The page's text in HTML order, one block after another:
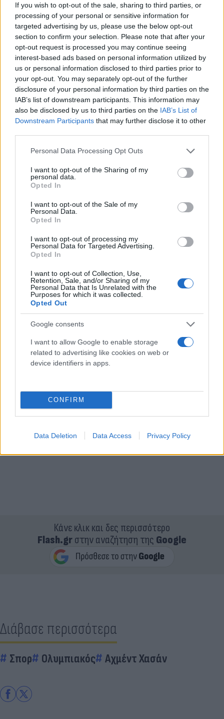
If you wish to opt-out of the sale, sharing to third parties, or
processing of your personal or sensitive information for
targeted advertising by us, please use the below opt-out
section to confirm your selection. Please note that after your
opt-out request is processed you may continue seeing
interest-based ads based on personal information utilized by
us or personal information disclosed to third parties prior to
your opt-out. You may separately opt-out of the further
disclosure of your personal information by third parties on the
IAB’s list of downstream participants. This information may
also be disclosed by us to third parties on the IAB’s List of
Downstream Participants that may further disclose it to other
Please note that this website/app uses one or more Google
not limited to your visit or usage behaviour. You may click to
grant or deny consent to Google and its third-party tags to
use your data for below specified purposes in below Google
consent section.
Personal Data Processing Opt Outs
I want to opt-out of the Sharing of my
personal data.
Opted In
I want to opt-out of the Sale of my
Personal Data.
Opted In
I want to opt-out of processing my
Personal Data for Targeted Advertising.
Opted In
I want to opt-out of Collection, Use,
Retention, Sale, and/or Sharing of my
Personal Data that Is Unrelated with the
Purposes for which it was collected.
Opted Out
Google consents
I want to allow Google to enable storage
related to advertising like cookies on web or
device identifiers in apps.
CONFIRM
Data Deletion Data Access Privacy Policy
βρίσκεται ήδη σε συζητήσεις με τον Χασάν και τον
ατζέντη του, προκειμένου να διαπιστωθούν ποιες
είναι οι απαιτήσεις του. Υπενθυμίζεται ότι οΧασάν
έχει συμβόλαιο με τον Ολυμπιακό μέχρι το
καλοκαίρι του 2023, ενώ το φετινό καλοκαίρι
επέστρεψε από το δανεισμό του από την
Κόνιασπορ, ενώ φέτος έχει μετρήσει ήδη δύο
συμμετοχές με τη φανέλα των "ερυθρόλευκων".
Από τον Ολυμπιακό ακόμα δεν υπάρχει κάποια
επίσημη ενημέρωση, δεδομένα, όμως το
εξελίξεις στη γραμμή κρούσης των Πειραιωτών.
Κάνε κλικ και δες περισσότερο
Flash.grστην αναζήτηση της Google
Διάβασε περισσότερα
Σπορ Ολυμπιακός Αχμέντ Χασάν